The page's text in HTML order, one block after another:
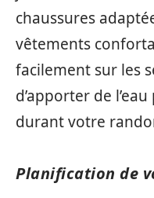
chaussures
vêtements
facilement sur les
d’apporter de
durant votre
Planification de